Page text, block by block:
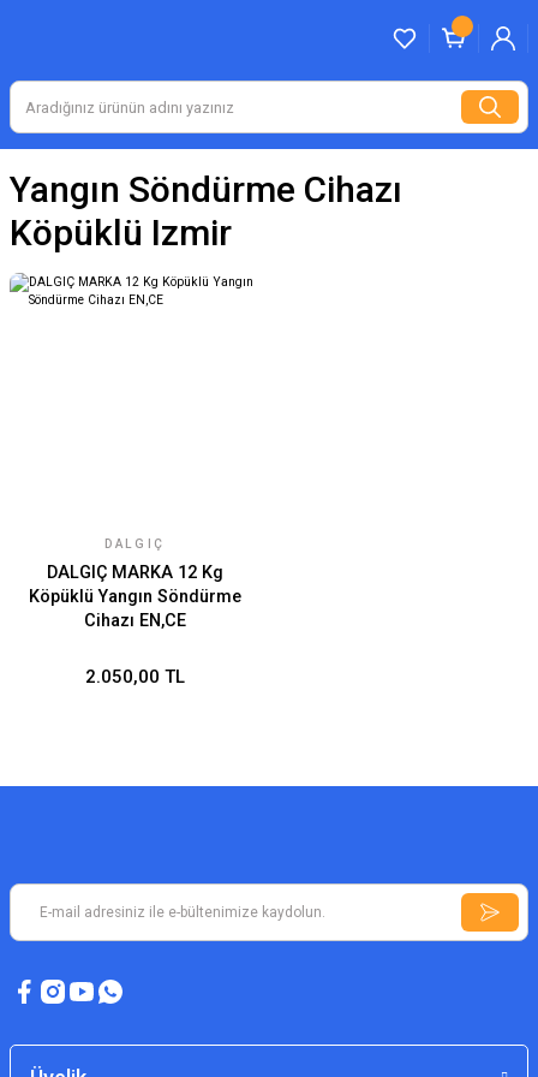
Yangın Söndürme Cihazı
Köpüklü Izmir
DALGIÇ
DALGIÇ MARKA 12 Kg
Köpüklü Yangın Söndürme
Cihazı EN,CE
2.050,00 TL